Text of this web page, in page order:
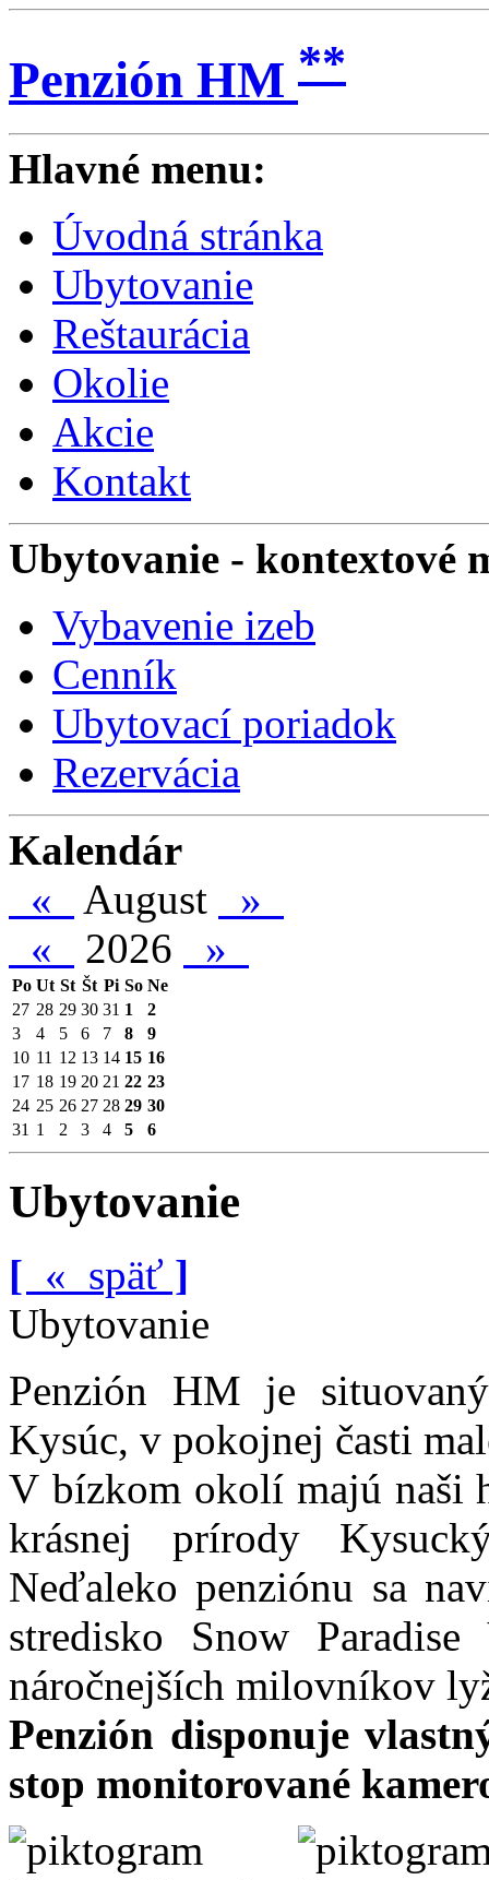
Penzión HM **
Hlavné menu:
Úvodná stránka
Ubytovanie
Reštaurácia
Okolie
Akcie
Kontakt
Ubytovanie - kontextové
Vybavenie izeb
Cenník
Ubytovací poriadok
Rezervácia
Kalendár
«
August
»
«
2026 »
Po Ut St Št Pi So Ne
27 28 29 30 31 1
2
3
4 5 6 7 8
9
10 11 12 13 14 15 16
17 18 19 20 21 22 23
24 25 26 27 28 29 30
31 1 2 3 4 5 6
Ubytovanie
[ « späť ]
Ubytovanie
Penzión HM je
Kysúc, v pokojnej časti
V bízkom okolí majú naši
krásnej prírody
Neďaleko penziónu sa
stredisko Snow
náročnejších milovníkov
Penzión disponuje
stop monitorované